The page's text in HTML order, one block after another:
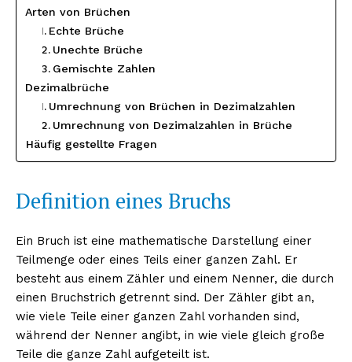
Arten von Brüchen
Echte Brüche
Unechte Brüche
Gemischte Zahlen
Dezimalbrüche
Umrechnung von Brüchen in Dezimalzahlen
Umrechnung von Dezimalzahlen in Brüche
Häufig gestellte Fragen
Definition eines Bruchs
Ein Bruch ist eine mathematische Darstellung einer
Teilmenge oder eines Teils einer ganzen Zahl. Er
besteht aus einem Zähler und einem Nenner, die durch
einen Bruchstrich getrennt sind. Der Zähler gibt an,
wie viele Teile einer ganzen Zahl vorhanden sind,
während der Nenner angibt, in wie viele gleich große
Teile die ganze Zahl aufgeteilt ist.